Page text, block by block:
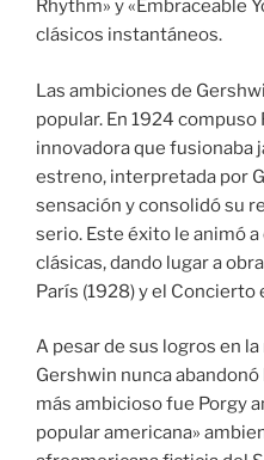
Rhythm» y «Embraceable
clásicos instantáneos.
Las ambiciones de
popular. En 1924 compuso
innovadora que fusionaba
estreno, interpretada por
sensación y consolidó su
serio. Este éxito le animó
clásicas, dando lugar a
París (1928) y el Concierto
A pesar de sus logros en
Gershwin nunca
más ambicioso fue Porgy
popular americana»